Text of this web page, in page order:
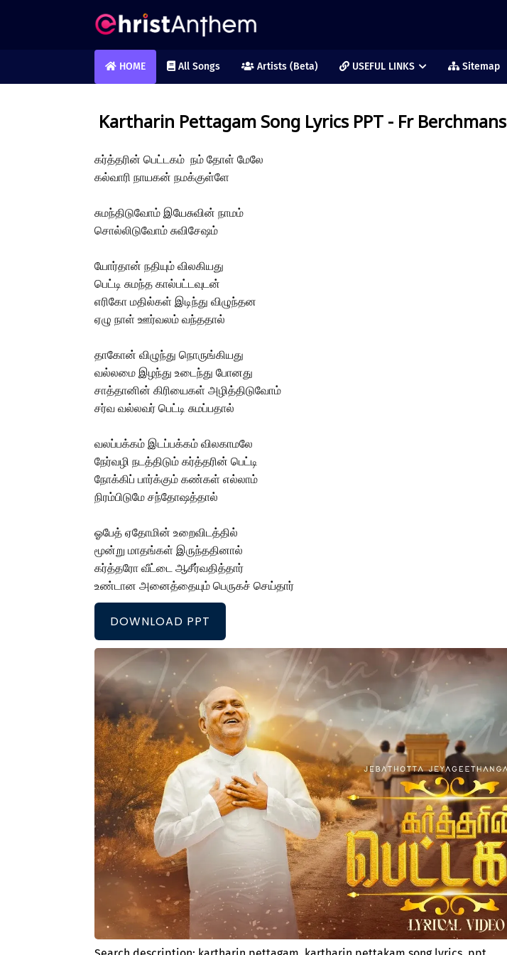
HOME All Songs Artists (Beta) USEFUL LINKS Sitemap
Kartharin Pettagam Song Lyrics PPT - Fr Berchmans
கர்த்தரின் பெட்டகம் நம் தோள் மேலே
கல்வாரி நாயகன் நமக்குள்ளே
சுமந்திடுவோம் இயேசுவின் நாமம்
சொல்லிடுவோம் சுவிசேஷம்
யோர்தான் நதியும் விலகியது
பெட்டி சுமந்த கால்பட்டவுடன்
எரிகோ மதில்கள் இடிந்து விழுந்தன
ஏழு நாள் ஊர்வலம் வந்ததால்
தாகோன் விழுந்து நொருங்கியது
வல்லமை இழந்து உடைந்து போனது
சாத்தானின் கிரியைகள் அழித்திடுவோம்
சர்வ வல்லவர் பெட்டி சுமப்பதால்
வலப்பக்கம் இடப்பக்கம் விலகாமலே
நேர்வழி நடத்திடும் கர்த்தரின் பெட்டி
நோக்கிப் பார்க்கும் கண்கள் எல்லாம்
நிரம்பிடுமே சந்தோஷத்தால்
ஓபேத் ஏதோமின் உறைவிடத்தில்
மூன்று மாதங்கள் இருந்ததினால்
கர்த்தரோ வீட்டை ஆசீர்வதித்தார்
உண்டான அனைத்தையும் பெருகச் செய்தார்
DOWNLOAD PPT